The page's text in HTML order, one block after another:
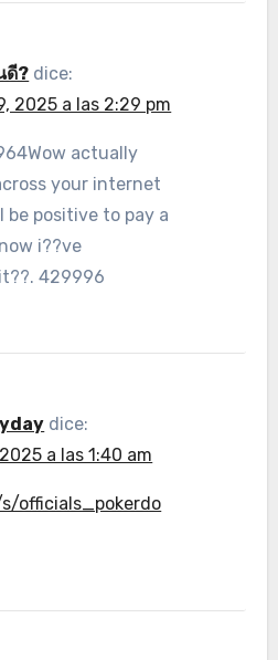
ดี? dice:
2025 a las 2:29 pm
actually
your internet
be positive to pay a
i??ve
429996
dice:
a las 1:40 am
officials_pokerdo